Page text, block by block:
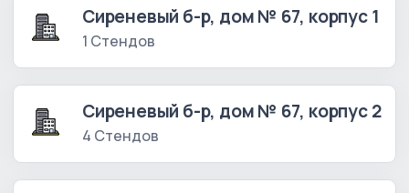
Сиреневый б-р, дом № 67, корпус 1
1 Стендов
Сиреневый б-р, дом № 67, корпус 2
4 Стендов